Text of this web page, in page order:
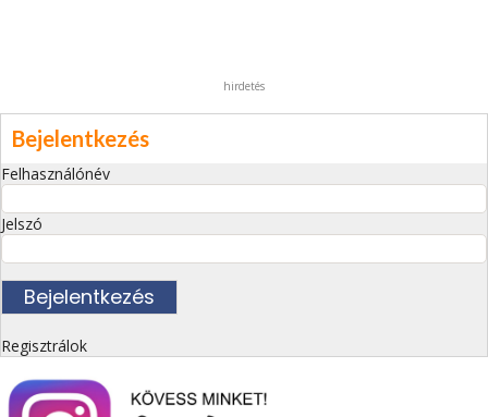
hirdetés
Bejelentkezés
Felhasználónév
Jelszó
Regisztrálok